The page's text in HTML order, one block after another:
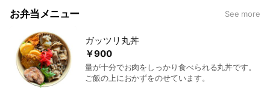
お弁当メニュー See more
￥900
ガッツリ丸丼
量が十分でお肉をしっかり食べられる丸丼です。
ご飯の上におかずをのせています。